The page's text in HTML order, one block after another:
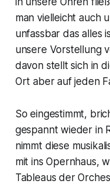
man vielleicht auch
unfassbar das
unsere Vorstellung
davon stellt sich in
Ort aber auf jeden
So eingestimmt,
gespannt wieder in
nimmt diese
mit ins Opernhaus,
Tableaus der